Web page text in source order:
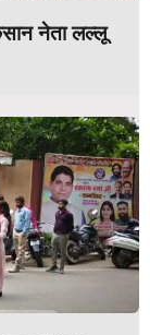
नेता लल्लू